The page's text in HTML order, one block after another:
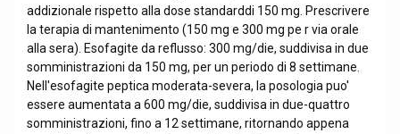
addizionale rispetto alla dose standarddi 150 mg. Prescrivere
la terapia di mantenimento (150 mg e 300 mg pe r via orale
alla sera). Esofagite da reflusso: 300 mg/die, suddivisa in due
somministrazioni da 150 mg, per un periodo di 8 settimane.
Nell'esofagite peptica moderata-severa, la posologia puo'
essere aumentata a 600 mg/die, suddivisa in due-quattro
somministrazioni, fino a 12 settimane, ritornando appena